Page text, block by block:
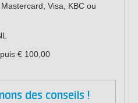
Visa, KBC ou
€ 100,00
des conseils !